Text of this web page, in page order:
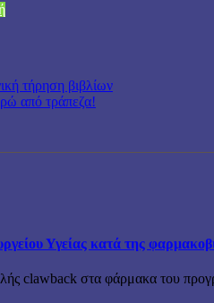
τήρηση βιβλίων
από τράπεζα!
Υγείας κατά της
clawback στα φάρμακα του